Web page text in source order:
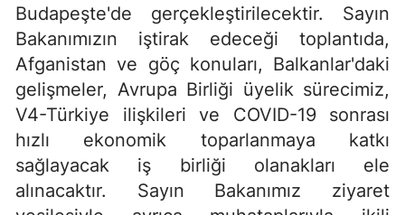
Budapeşte'de gerçekleştirilecektir. Sayın
Bakanımızın iştirak edeceği toplantıda,
Afganistan ve göç konuları, Balkanlar'daki
gelişmeler, Avrupa Birliği üyelik sürecimiz,
V4-Türkiye ilişkileri ve COVID-19 sonrası
hızlı ekonomik toparlanmaya katkı
sağlayacak iş birliği olanakları ele
alınacaktır. Sayın Bakanımız ziyaret